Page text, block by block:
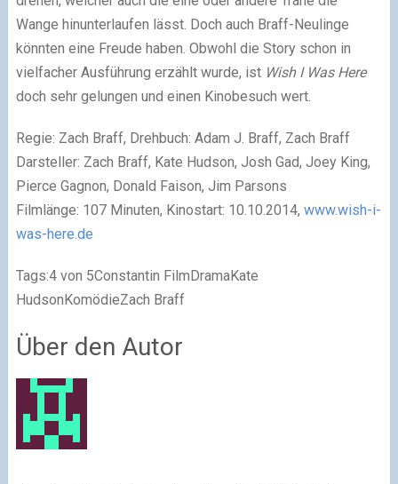
Wange hinunterlaufen lässt. Doch auch Braff-Neulinge
könnten eine Freude haben. Obwohl die Story schon in
vielfacher Ausführung erzählt wurde, ist Wish I Was Here
doch sehr gelungen und einen Kinobesuch wert.
Regie: Zach Braff, Drehbuch: Adam J. Braff, Zach Braff
Darsteller: Zach Braff, Kate Hudson, Josh Gad, Joey King,
Pierce Gagnon, Donald Faison, Jim Parsons
Filmlänge: 107 Minuten, Kinostart: 10.10.2014, www.wish-i-
was-here.de
Tags:4 von 5Constantin FilmDramaKate
HudsonKomödieZach Braff
Über den Autor